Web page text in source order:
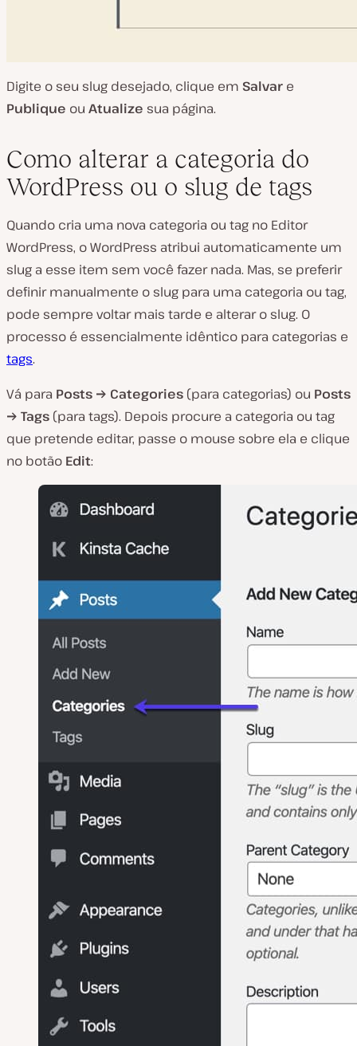
Digite o seu slug desejado, clique em Salvar e
Publique ou Atualize sua página.
Como alterar a categoria do
WordPress ou o slug de tags
Quando cria uma nova categoria ou tag no Editor
WordPress, o WordPress atribui automaticamente um
slug a esse item sem você fazer nada. Mas, se preferir
definir manualmente o slug para uma categoria ou tag,
pode sempre voltar mais tarde e alterar o slug. O
processo é essencialmente idêntico para categorias e
tags.
Vá para Posts → Categories (para categorias) ou Posts
→ Tags (para tags). Depois procure a categoria ou tag
que pretende editar, passe o mouse sobre ela e clique
no botão Edit: